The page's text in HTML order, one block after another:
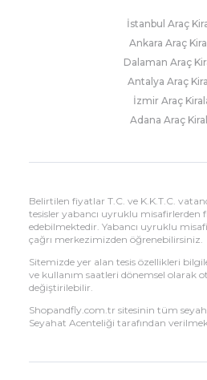
İstanbul Araç
Ankara Araç
Dalaman Araç
Antalya Araç
İzmir Araç
Adana Araç
Belirtilen fiyatlar T.C. ve K.K.T.C.
tesisler yabancı uyruklu misafirlerden
edebilmektedir. Yabancı uyruklu
çağrı merkezimizden öğrenebilirsiniz.
Sitemizde yer alan tesis özellikleri
ve kullanım saatleri dönemsel olarak
değiştirilebilir.
Shopandfly.com.tr sitesinin tüm
Seyahat Acenteliği tarafından